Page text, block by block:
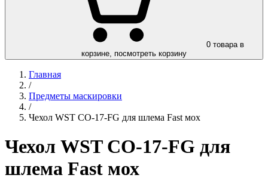
0 товара в
корзине, посмотреть корзину
Главная
/
Предметы маскировки
/
Чехол WST CO-17-FG для шлема Fast мох
Чехол WST CO-17-FG для
шлема Fast мох